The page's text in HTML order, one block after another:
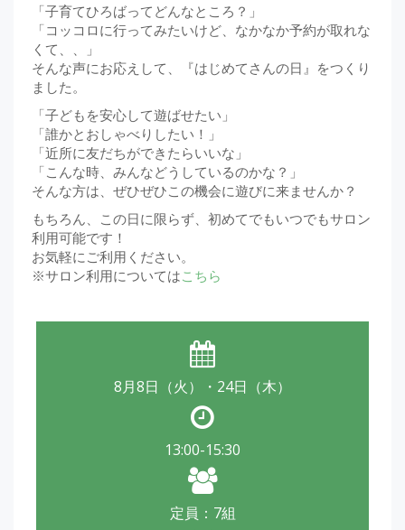
「子育てひろばってどんなところ？」
「コッコロに行ってみたいけど、なかなか予約が取れな
くて、、」
そんな声にお応えして、『はじめてさんの日』をつくり
ました。
「子どもを安心して遊ばせたい」
「誰かとおしゃべりしたい！」
「近所に友だちができたらいいな」
「こんな時、みんなどうしているのかな？」
そんな方は、ぜひぜひこの機会に遊びに来ませんか？
もちろん、この日に限らず、初めてでもいつでもサロン
利用可能です！
お気軽にご利用ください。
※サロン利用についてはこちら
8月8日（火）・24日（木）
13:00-15:30
定員：7組